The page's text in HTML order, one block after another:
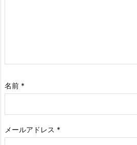
名前 *
メールアドレス *